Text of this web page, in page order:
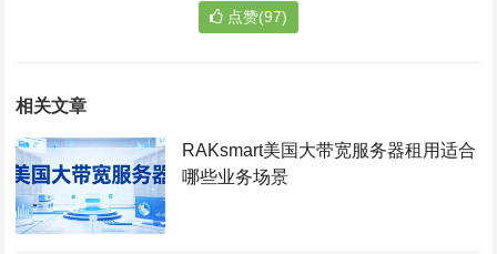
点赞(97)
相关文章
RAKsmart美国大带宽服务器租用适合
哪些业务场景